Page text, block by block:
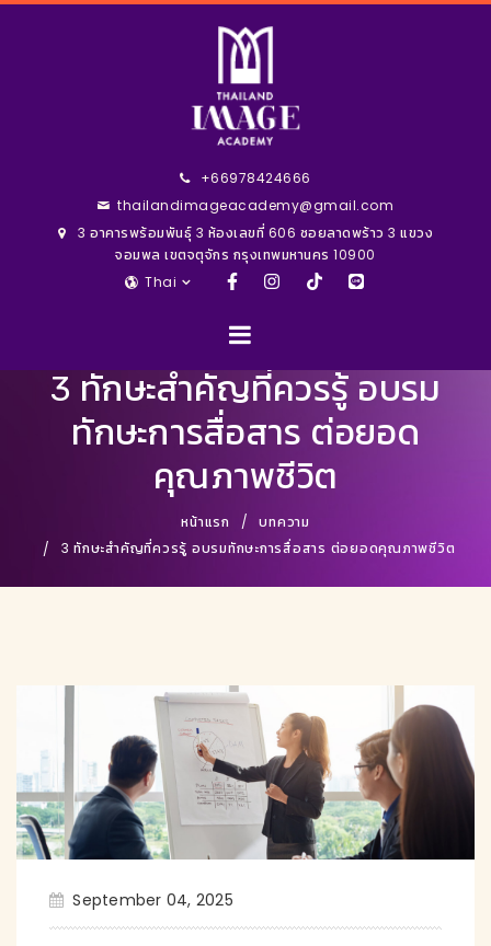
+66978424666
thailandimageacademy@gmail.com
3 อาคารพร้อมพันธุ์ 3 ห้องเลขที่ 606 ซอยลาดพร้าว 3 แขวง
จอมพล เขตจตุจักร กรุงเทพมหานคร 10900
Thai
3 ทักษะสำคัญที่ควรรู้ อบรม
ทักษะการสื่อสาร ต่อยอด
คุณภาพชีวิต
หน้าแรก
บทความ
3 ทักษะสำคัญที่ควรรู้ อบรมทักษะการสื่อสาร ต่อยอดคุณภาพชีวิต
September 04, 2025